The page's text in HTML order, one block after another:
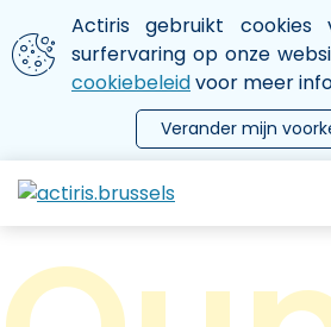
Aller au contenu principal
We gebruiken cookies
Actiris gebruikt
surfervaring op onze
cookiebeleidvoor meer
Verander mijn
le menu